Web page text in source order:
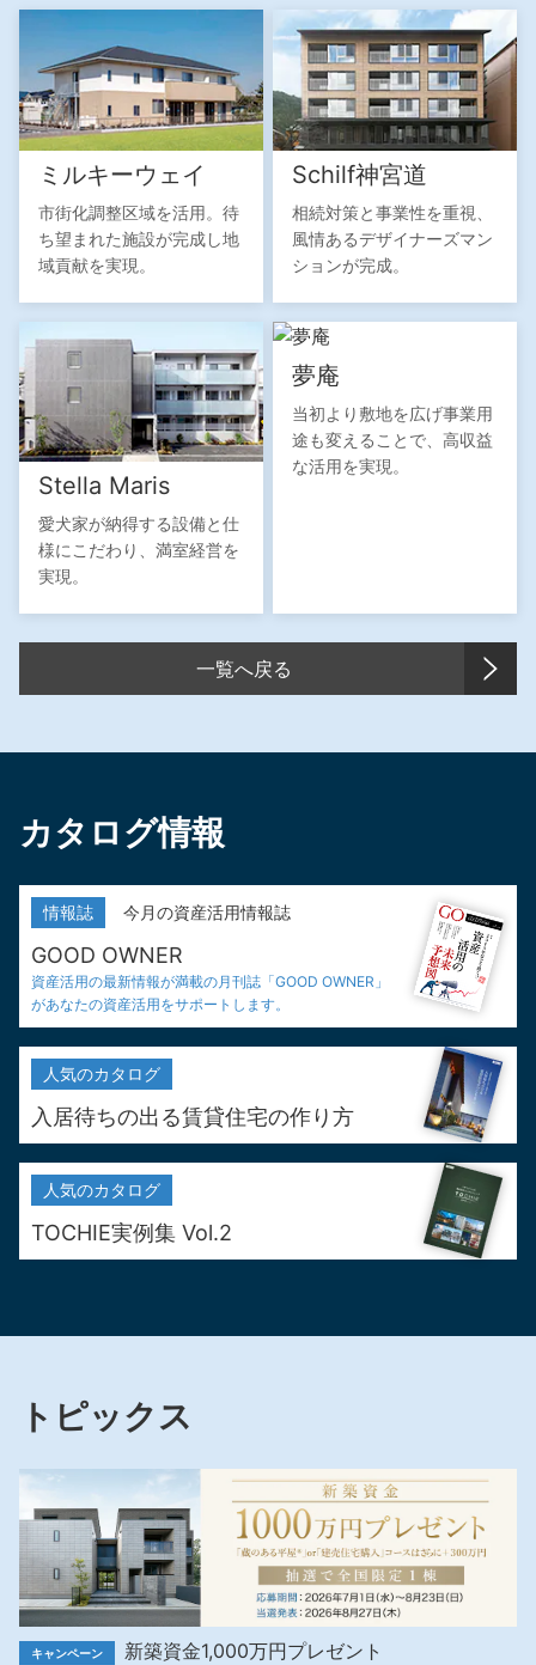
ミルキーウェイ
市街化調整区域を活用。 待
ち望まれた施設が完成し地
域貢献を実現。
Schilf神宮道
相続対策と事業性を重視、
風情あるデザイナーズマン
ションが完成。
Stella Maris
愛犬家が納得する設備と仕
様にこだわり、 満室経営を
実現。
夢庵
当初より敷地を広げ事業用
途も変えることで、 高収益
な活用を実現。
一覧へ戻る
カタログ情報
情報誌 今月の資産活用情報誌
GOOD OWNER
資産活用の最新情報が満載の月刊誌「GOOD OWNER」
があなたの資産活用をサポートします。
人気のカタログ
入居待ちの出る賃貸住宅の作り方
人気のカタログ
TOCHIE実例集 Vol.2
トピックス
キャンペーン 新築資金1,000万円プレゼント